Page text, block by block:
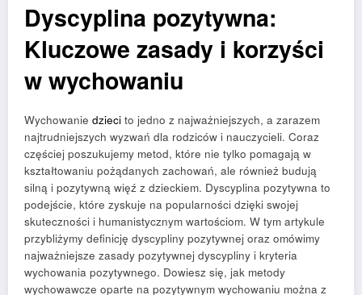
Dyscyplina pozytywna:
Kluczowe zasady i korzyści
w wychowaniu
Wychowanie dzieci to jedno z najważniejszych, a zarazem
najtrudniejszych wyzwań dla rodziców i nauczycieli. Coraz
częściej poszukujemy metod, które nie tylko pomagają w
kształtowaniu pożądanych zachowań, ale również budują
silną i pozytywną więź z dzieckiem. Dyscyplina pozytywna to
podejście, które zyskuje na popularności dzięki swojej
skuteczności i humanistycznym wartościom. W tym artykule
przybliżymy definicję dyscypliny pozytywnej oraz omówimy
najważniejsze zasady pozytywnej dyscypliny i kryteria
wychowania pozytywnego. Dowiesz się, jak metody
wychowawcze oparte na pozytywnym wychowaniu można z